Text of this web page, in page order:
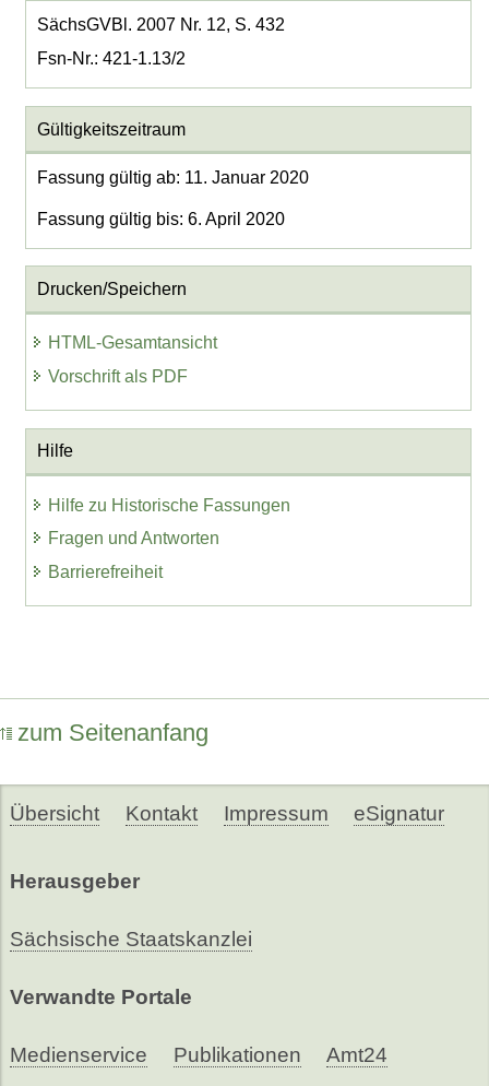
SächsGVBl. 2007 Nr. 12, S. 432
Fsn-Nr.: 421-1.13/2
Gültigkeitszeitraum
Fassung gültig ab: 11. Januar 2020
Fassung gültig bis: 6. April 2020
Drucken/Speichern
HTML-Gesamtansicht
Vorschrift als PDF
Hilfe
Hilfe zu Historische Fassungen
Fragen und Antworten
Barrierefreiheit
zum Seitenanfang
Übersicht Kontakt Impressum eSignatur
Herausgeber
Sächsische Staatskanzlei
Verwandte Portale
Medienservice Publikationen Amt24